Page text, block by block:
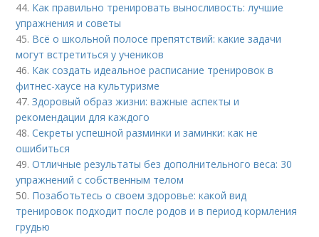
44. Как правильно тренировать выносливость: лучшие
упражнения и советы
45. Всё о школьной полосе препятствий: какие задачи
могут встретиться у учеников
46. Как создать идеальное расписание тренировок в
фитнес-хаусе на культуризме
47.Здоровый образ жизни: важные аспекты и
рекомендации для каждого
48.Секреты успешной разминки и заминки: как не
ошибиться
49.Отличные результаты без дополнительного веса: 30
упражнений с собственным телом
50. Позаботьтесь о своем здоровье: какой вид
тренировок подходит после родов и в период кормления
грудью